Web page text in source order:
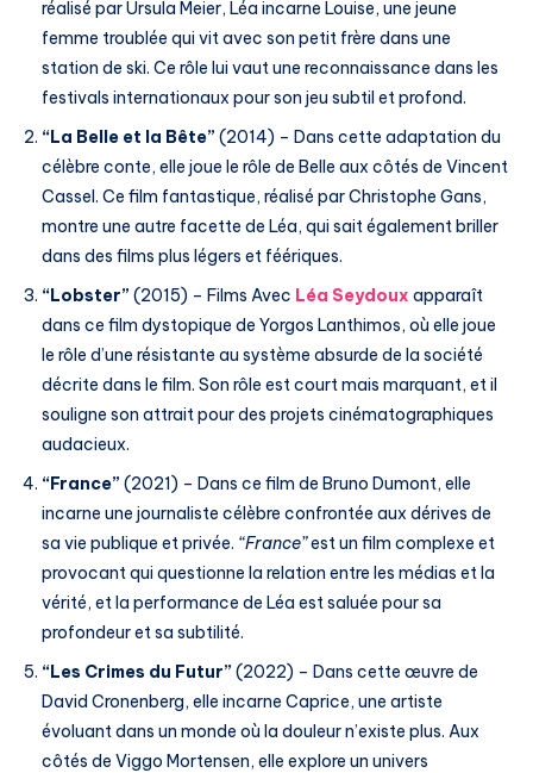
réalisé par Ursula Meier, Léa incarne Louise, une jeune
femme troublée qui vit avec son petit frère dans une
station de ski. Ce rôle lui vaut une reconnaissance dans les
festivals internationaux pour son jeu subtil et profond.
“La Belle et la Bête” (2014) – Dans cette adaptation du
célèbre conte, elle joue le rôle de Belle aux côtés de Vincent
Cassel. Ce film fantastique, réalisé par Christophe Gans,
montre une autre facette de Léa, qui sait également briller
dans des films plus légers et féériques.
“Lobster” (2015) – Films Avec Léa Seydoux apparaît
dans ce film dystopique de Yorgos Lanthimos, où elle joue
le rôle d’une résistante au système absurde de la société
décrite dans le film. Son rôle est court mais marquant, et il
souligne son attrait pour des projets cinématographiques
audacieux.
“France” (2021) – Dans ce film de Bruno Dumont, elle
incarne une journaliste célèbre confrontée aux dérives de
sa vie publique et privée. “France”est un film complexe et
provocant qui questionne la relation entre les médias et la
vérité, et la performance de Léa est saluée pour sa
profondeur et sa subtilité.
“Les Crimes du Futur” (2022) – Dans cette œuvre de
David Cronenberg, elle incarne Caprice, une artiste
évoluant dans un monde où la douleur n’existe plus. Aux
côtés de Viggo Mortensen, elle explore un univers